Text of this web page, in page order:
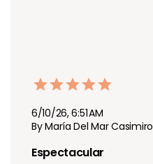
6/10/26, 6:51 AM
By María Del Mar
Espectacular